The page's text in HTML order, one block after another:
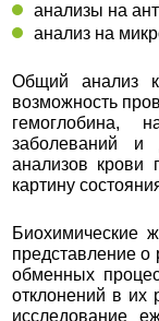
анализы на
анализ на
Общий анализ
возможность
гемоглобина,
заболеваний и
анализов крови
картину
Биохимические
представление о
обменных
отклонений в их
исследование